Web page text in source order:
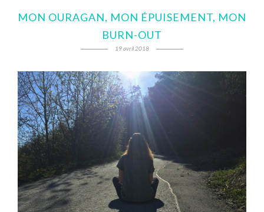
MON OURAGAN, MON ÉPUISEMENT, MON
BURN-OUT
19 avril 2018